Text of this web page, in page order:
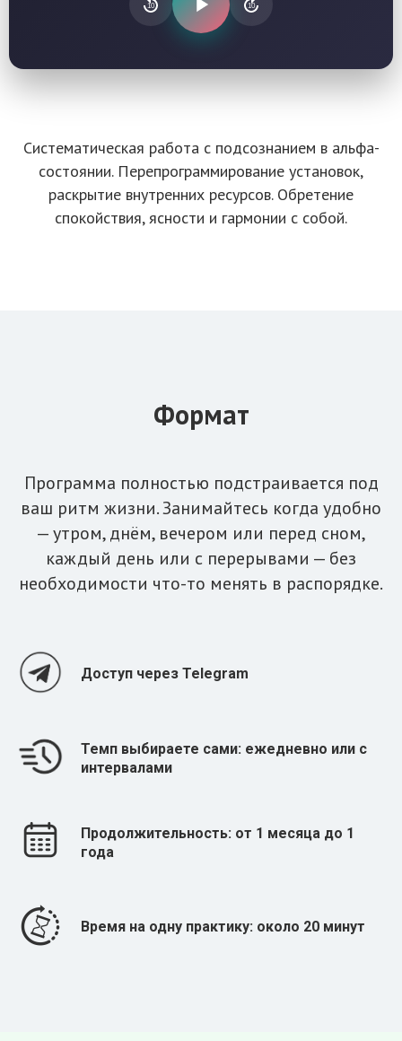
10 10
Систематическая работа с подсознанием в альфа-
состоянии. Перепрограммирование установок,
раскрытие внутренних ресурсов. Обретение
спокойствия, ясности и гармонии с собой.
Формат
Программа полностью подстраивается под
ваш ритм жизни. Занимайтесь когда удобно
— утром, днём, вечером или перед сном,
каждый день или с перерывами — без
необходимости что-то менять в распорядке.
Доступ через Telegram
Темп выбираете сами: ежедневно или с
интервалами
Продолжительность: от 1 месяца до 1
года
Время на одну практику: около 20 минут